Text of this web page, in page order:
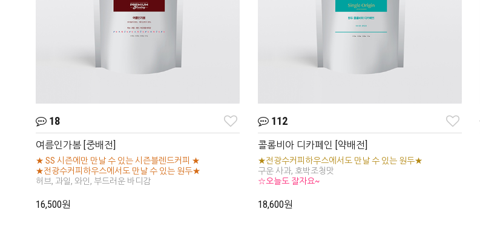
18
여름인가봄 [중배전]
★ SS 시즌에만 만날 수 있는 시즌블렌드커피 ★
★전광수커피하우스에서도 만날 수 있는 원두★
허브, 과일, 와인, 부드러운 바디감
16,500원
112
콜롬비아 디카페인 [약배전]
★전광수커피하우스에서도 만날 수 있는 원두★
구운 사과, 호박조청맛
☆오늘도 잘자요~
18,600원